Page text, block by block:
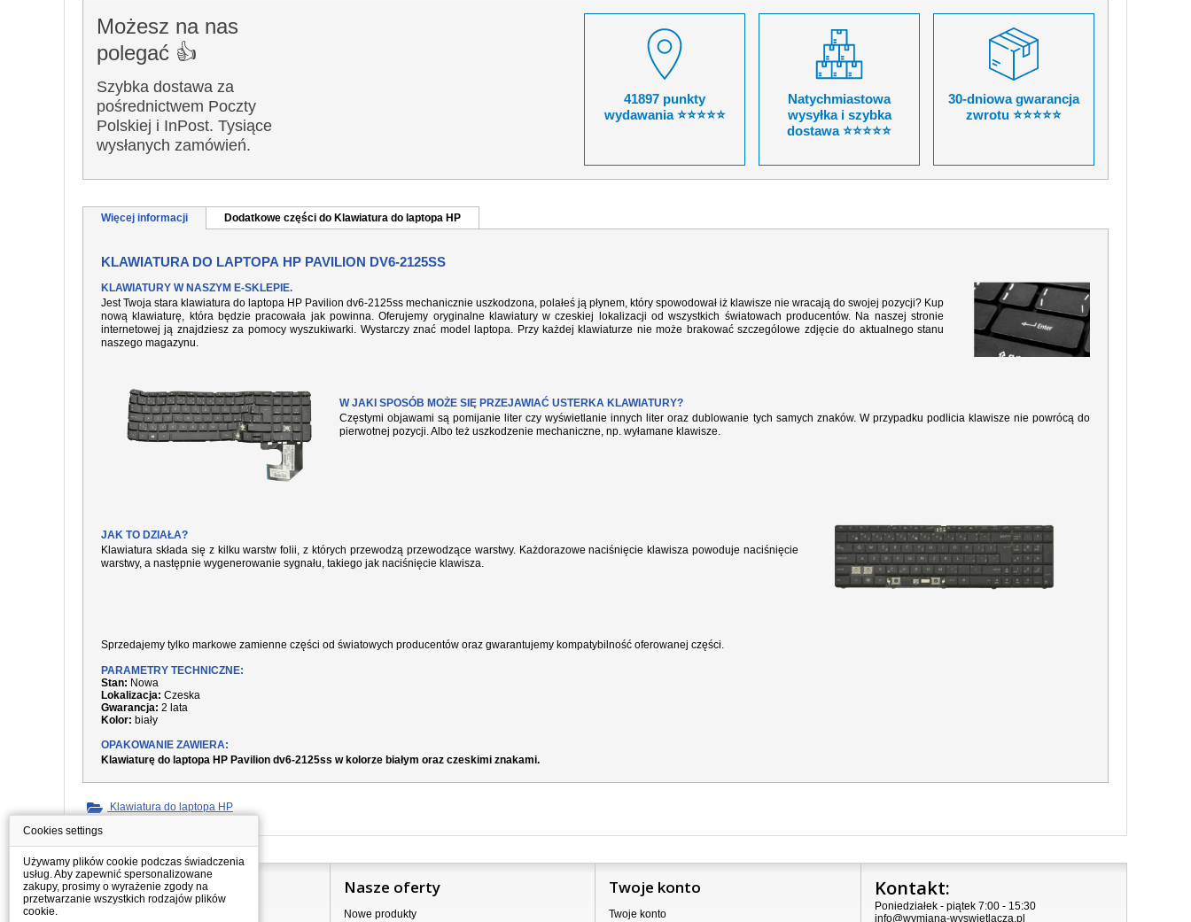
Możesz na nas
polegać 👍
Szybka dostawa za
pośrednictwem Poczty
Polskiej i InPost. Tysiące
wysłanych zamówień.
41897 punkty
wydawania ⭐⭐⭐⭐⭐
Natychmiastowa
wysyłka i szybka
dostawa ⭐⭐⭐⭐⭐
30-dniowa gwarancja
zwrotu ⭐⭐⭐⭐⭐
Więcej informacji Dodatkowe części do Klawiatura do laptopa HP
KLAWIATURA DO LAPTOPA HP PAVILION DV6-2125SS
KLAWIATURY W NASZYM E-SKLEPIE.
Jest Twoja stara klawiatura do laptopa HP Pavilion dv6-2125ss mechanicznie uszkodzona, polałeś ją płynem, który spowodował iż klawisze nie wracają do swojej pozycji? Kup
nową klawiaturę, która będzie pracowała jak powinna. Oferujemy oryginalne klawiatury w czeskiej lokalizacji od wszystkich światowach producentów. Na naszej stronie
internetowej ją znajdziesz za pomocy wyszukiwarki. Wystarczy znać model laptopa. Przy każdej klawiaturze nie może brakować szczególowe zdjęcie do aktualnego stanu
naszego magazynu.
W JAKI SPOSÓB MOŻE SIĘ PRZEJAWIAĆ USTERKA KLAWIATURY?
Częstymi objawami są pomijanie liter czy wyświetlanie innych liter oraz dublowanie tych samych znaków. W przypadku podlicia klawisze nie powrócą do
pierwotnej pozycji. Albo też uszkodzenie mechaniczne, np. wyłamane klawisze.
JAK TO DZIAŁA?
Klawiatura składa się z kilku warstw folii, z których przewodzą przewodzące warstwy. Każdorazowe naciśnięcie klawisza powoduje naciśnięcie
warstwy, a następnie wygenerowanie sygnału, takiego jak naciśnięcie klawisza.
Sprzedajemy tylko markowe zamienne części od światowych producentów oraz gwarantujemy kompatybilność oferowanej części.
PARAMETRY TECHNICZNE:
Stan: Nowa
Lokalizacja: Czeska
Gwarancja: 2 lata
Kolor: biały
OPAKOWANIE ZAWIERA:
Klawiaturę do laptopa HP Pavilion dv6-2125ss w kolorze białym oraz czeskimi znakami.
Klawiatura do laptopa HP
Informacje Nasze oferty
Nowe produkty
Twoje konto
Twoje konto
Kontakt:
Poniedziałek - piątek 7:00 - 15:30
info@wymiana-wyswietlacza.pl
Cookies settings
Używamy plików cookie podczas świadczenia
usług. Aby zapewnić spersonalizowane
zakupy, prosimy o wyrażenie zgody na
przetwarzanie wszystkich rodzajów plików
cookie.